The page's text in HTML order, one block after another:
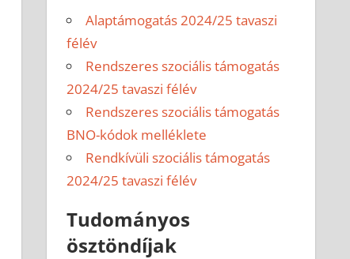
Alaptámogatás 2024/25 tavaszi
félév
Rendszeres szociális támogatás
2024/25 tavaszi félév
Rendszeres szociális támogatás
BNO-kódok melléklete
Rendkívüli szociális támogatás
2024/25 tavaszi félév
Tudományos
ösztöndíjak